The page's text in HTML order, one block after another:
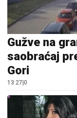
Gužve na
saobraćaj
Gori
13:27 0